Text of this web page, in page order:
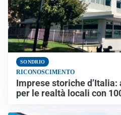
SONDRIO
RICONOSCIMENTO
Imprese storiche
per le realtà locali con